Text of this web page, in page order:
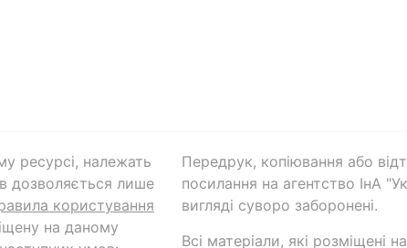
ресурсі, належать
дозволяється лише
користування
на даному
Передрук, копіювання або
посилання на агентство ІнА
вигляді суворо заборонені.
Всі матеріали, які розміщені